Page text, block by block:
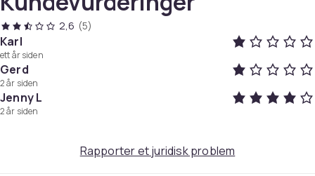
feca9988-148d-44ca-8873-ec0f210357bc
Produktsikkerhetsinformasjon
2,6 (5)
Karl
ett år siden
Gerd
2 år siden
Jenny L
2 år siden
Rapporter et juridisk problem